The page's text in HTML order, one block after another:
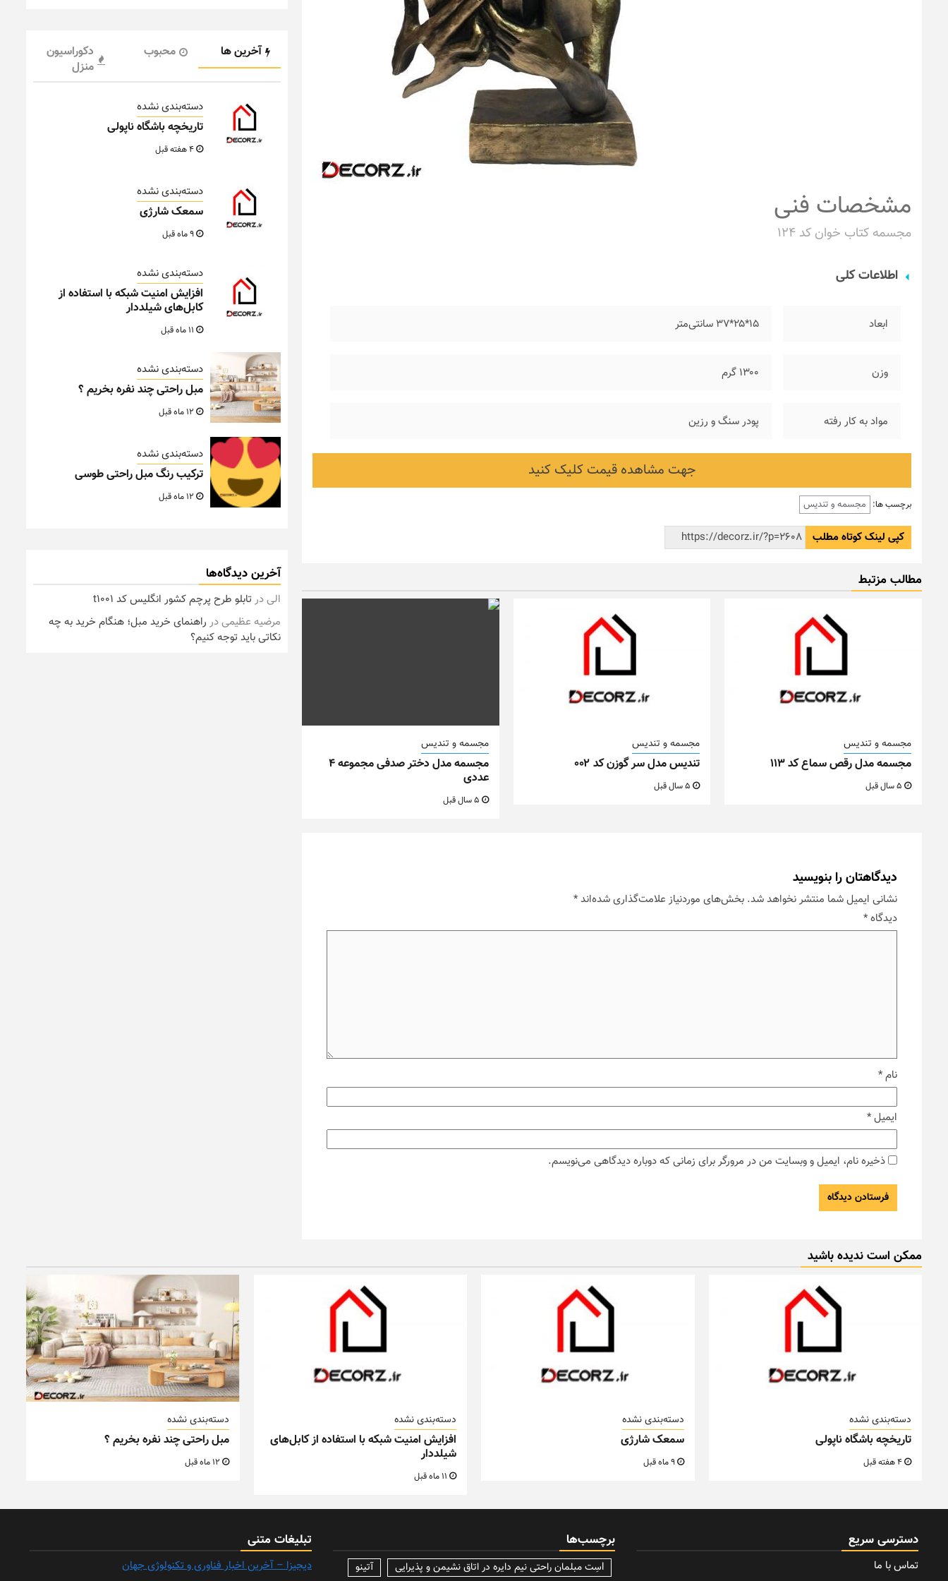
مشخصات فنی
مجسمه کتاب خوان کد ۱۲۴
اطلاعات کلی
ابعاد ۱۵*۲۵*۳۷ سانتی‌متر
وزن ۱۳۰۰ گرم
مواد به کار رفته پودر سنگ و رزین
جهت مشاهده قیمت کلیک کنید
برچسب ها: مجسمه و تندیس
کپی لینک کوتاه مطلب
مطالب مزتبط
مجسمه و تندیس
مجسمه مدل رقص سماع کد ۱۱۳
مجسمه و تندیس
تندیس مدل سر گوزن کد ۰۰۲
5 سال قبل
مجسمه و تندیس
مجسمه مدل دختر صدفی مجموعه ۴
عددی
دیدگاهتان را بنویسید
نشانی ایمیل شما منتشر نخواهد شد. بخش‌های موردنیاز علامت‌گذاری شده‌اند*
دیدگاه*
نام*
ایمیل*
ذخیره نام، ایمیل و وبسایت من در مرورگر برای زمانی که دوباره دیدگاهی می‌نویسم.
آخرین ها محبوب
دکوراسیون
منزل
دسته‌بندی نشده
تاریخچه باشگاه ناپولی
دسته‌بندی نشده
سمعک شارژی
دسته‌بندی نشده
افزایش امنیت شبکه با استفاده از
کابل‌های شیلددار
دسته‌بندی نشده
مبل راحتی چند نفره بخریم ؟
دسته‌بندی نشده
ترکیب رنگ مبل راحتی طوسی
آخرین دیدگاه‌ها
الیدرتابلو طرح پرچم کشور انگلیس کد t1001
مرضیه عظیمیدر راهنمای خرید مبل؛ هنگام خرید به چه
نکاتی باید توجه کنیم؟
ممکن است ندیده باشید
دسته‌بندی نشده
تاریخچه باشگاه ناپولی
دسته‌بندی نشده
سمعک شارژی
9 ماه قبل
دسته‌بندی نشده
افزایش امنیت شبکه با استفاده از کابل‌های
شیلددار
دسته‌بندی نشده
مبل راحتی چند نفره بخریم ؟
دسترسی سریع
تماس با ما
برچسب‌ها
lسِت مبلمان راحتی نیم دایره در اتاق نشیمن و پذیرایی آتینو
تبلیغات متنی
دیجیزا – آخرین اخبار فناوری و تکنولوژی جهان